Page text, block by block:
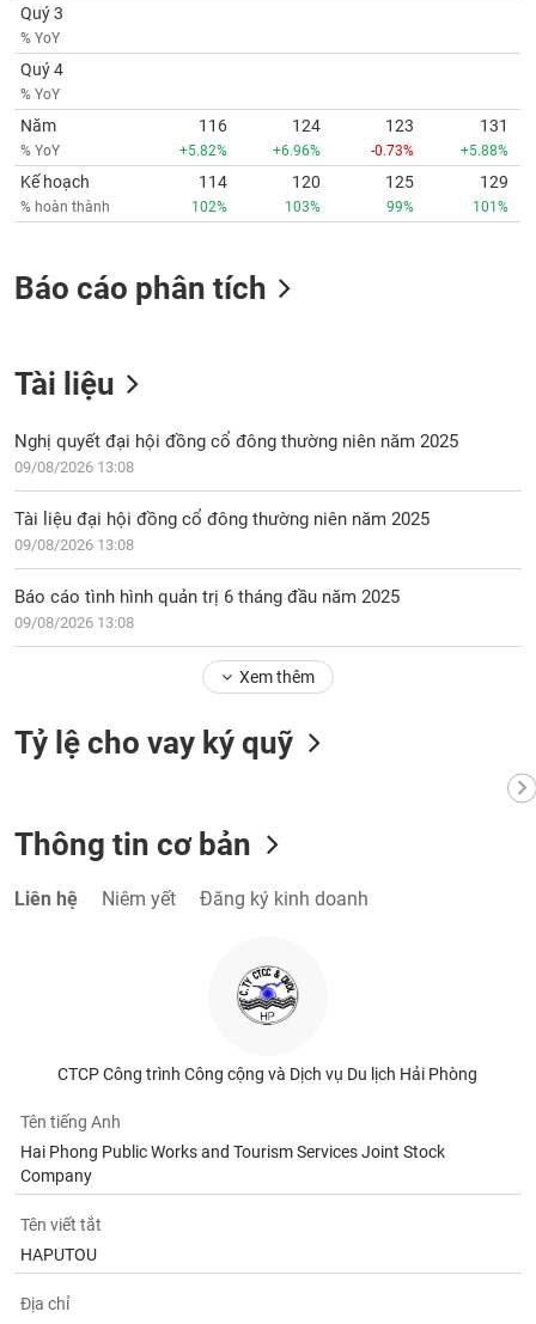
Quý 3
% YoY
Quý 4
% YoY
Năm
% YoY
116
+5.82%
124
+6.96%
123
-0.73%
131
+5.88%
Kế hoạch
% hoàn thành
114
102%
120
103%
125
99%
129
101%
Báo cáo phân tích
Tài liệu
Nghị quyết đại hội đồng cổ đông thường niên năm 2025
09/08/2026 13:08
Tài liệu đại hội đồng cổ đông thường niên năm 2025
09/08/2026 13:08
Báo cáo tình hình quản trị 6 tháng đầu năm 2025
09/08/2026 13:08
Xem thêm
Tỷ lệ cho vay ký quỹ
Thông tin cơ bản
Liên hệ Niêm yết Đăng ký kinh doanh
CTCP Công trình Công cộng và Dịch vụ Du lịch Hải Phòng
Tên tiếng Anh
Hai Phong Public Works and Tourism Services Joint Stock
Company
Tên viết tắt
HAPUTOU
Địa chỉ
Bài
viết
của
tác
giả
(-)
Báo
tích
(-)
Thuật
ngữ
Dịch
vụ
(-)
Đào
tạo
Sách
Công
thông
Dữ
liệu